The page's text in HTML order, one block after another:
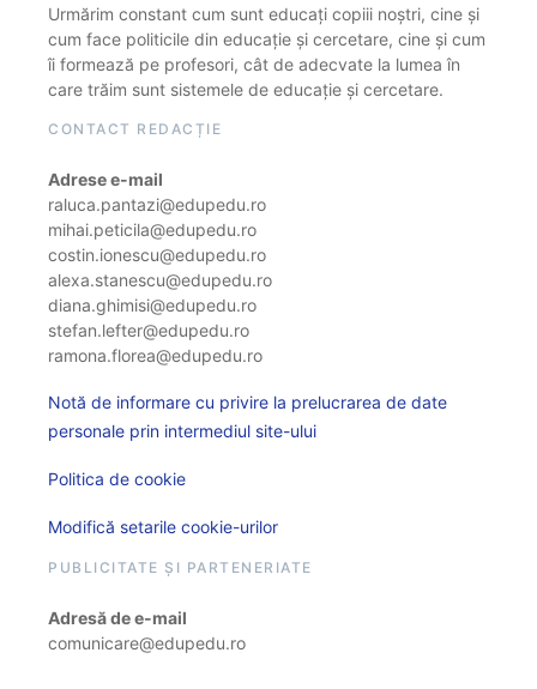
Urmărim constant cum sunt educați copiii noștri, cine și
cum face politicile din educație și cercetare, cine și cum
îi formează pe profesori, cât de adecvate la lumea în
care trăim sunt sistemele de educație și cercetare.
CONTACT REDACȚIE
Adrese e-mail
raluca.pantazi@edupedu.ro
mihai.peticila@edupedu.ro
costin.ionescu@edupedu.ro
alexa.stanescu@edupedu.ro
diana.ghimisi@edupedu.ro
stefan.lefter@edupedu.ro
ramona.florea@edupedu.ro
Notă de informare cu privire la prelucrarea de date
personale prin intermediul site-ului
Politica de cookie
Modifică setarile cookie-urilor
PUBLICITATE ȘI PARTENERIATE
Adresă de e-mail
comunicare@edupedu.ro